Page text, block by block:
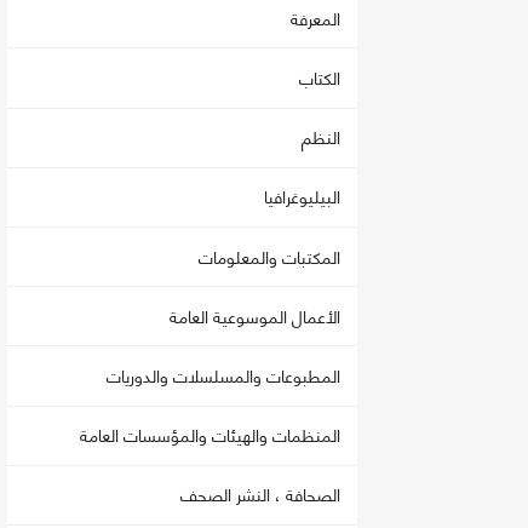
المعرفة
الكتاب
النظم
البيليوغرافيا
المكتبات والمعلومات
الأعمال الموسوعية العامة
المطبوعات والمسلسلات والدوريات
المنظمات والهيئات والمؤسسات العامة
الصحافة ، النشر الصحف